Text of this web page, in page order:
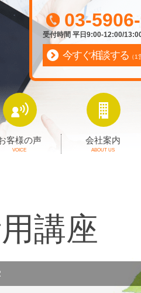
03-
受付時間 平日9:00-12:00/
今すぐ相談する（1
客様の声
VOICE
会社案内
ABOUT US
講座